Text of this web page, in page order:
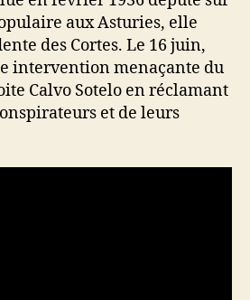
aux Asturies, elle
des Cortes. Le 16 juin,
intervention menaçante du
Calvo Sotelo en réclamant
et de leurs